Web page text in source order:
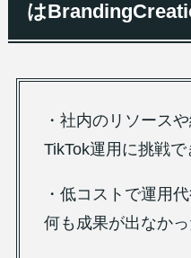
は
・社内のリソース
TikTok運用に挑戦で
・低コストで運用
何も成果が出なかっ